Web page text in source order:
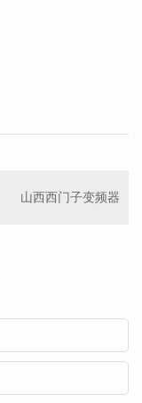
山西西门子变频器